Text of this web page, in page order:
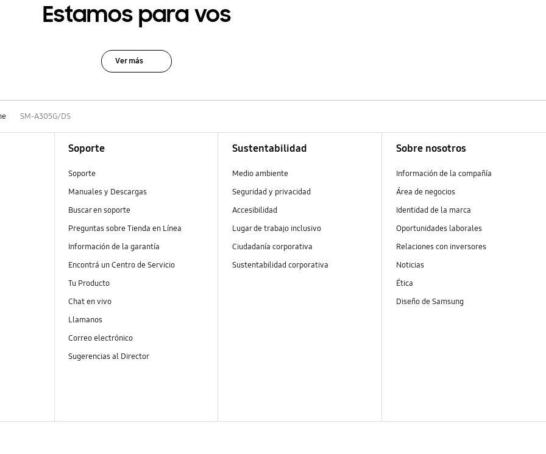
Estamos para vos
Ver más
SM-A305G/DS
Soporte
Soporte
Manuales y Descargas
Buscar en soporte
Preguntas sobre Tienda en Línea
Información de la garantía
Encontrá un Centro de Servicio
Tu Producto
Chat en vivo
Llamanos
Correo electrónico
Sugerencias al Director
Sustentabilidad
Medio ambiente
Seguridad y privacidad
Accesibilidad
Lugar de trabajo inclusivo
Ciudadanía corporativa
Sustentabilidad corporativa
Sobre nosotros
Información de la compañía
Área de negocios
Identidad de la marca
Oportunidades laborales
Relaciones con inversores
Noticias
Ética
Diseño de Samsung